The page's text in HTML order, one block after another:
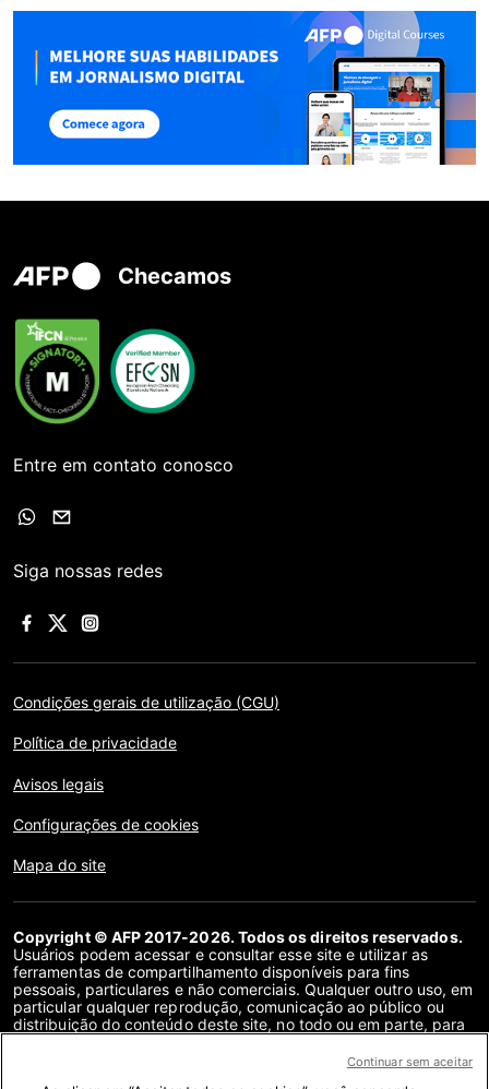
Checamos
Entre em contato conosco
Siga nossas redes
Condições gerais de utilização (CGU)
Política de privacidade
Avisos legais
Configurações de cookies
Mapa do site
Copyright © AFP 2017-2026. Todos os direitos reservados.
Usuários podem acessar e consultar esse site e utilizar as
ferramentas de compartilhamento disponíveis para fins
pessoais, particulares e não comerciais. Qualquer outro uso, em
particular qualquer reprodução, comunicação ao público ou
distribuição do conteúdo deste site, no todo ou em parte, para
contrato de licença específico assinado com a AFP, éContinuar sem aceitar